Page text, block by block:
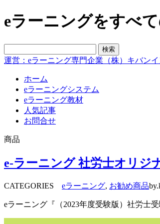
eラーニングをすべ
運営：eラーニング専門企業（株）キバン
ホーム
eラーニングシステム
eラーニング教材
人気記事
お問合せ
商品
e-ラーニング 社労士オリジ
CATEGORIES eラーニング, お勧め商品
eラーニング『（2023年度受験版）社労士